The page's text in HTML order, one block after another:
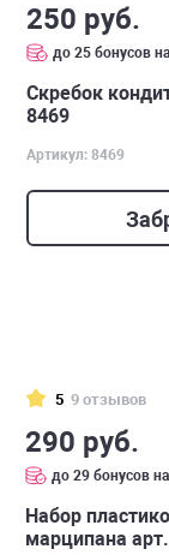
250 руб.
до 25 бонусов
Скребок
8469
Артикул: 8469
5 9 отзывов
290 руб.
до 29 бонусов
Набор
марципана